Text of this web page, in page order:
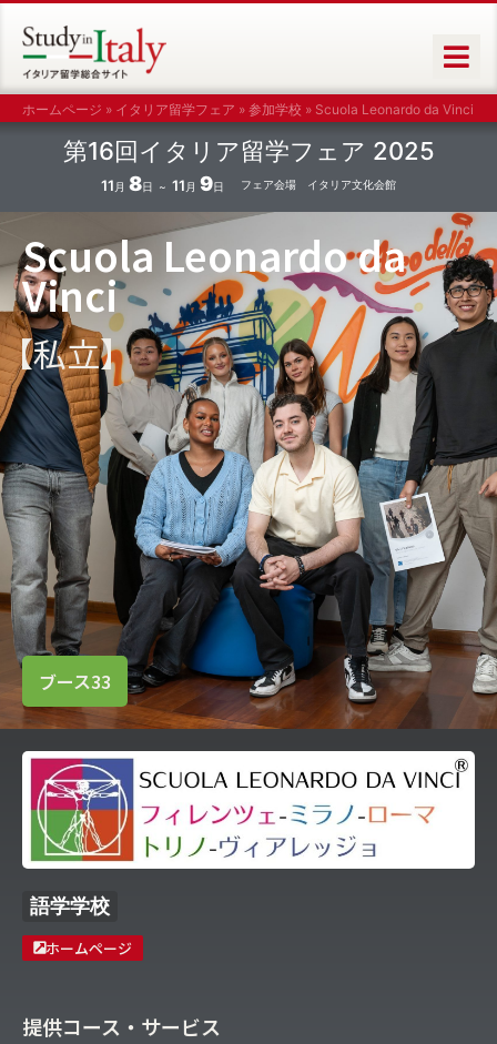
ホームページ » イタリア留学フェア » 参加学校 » Scuola Leonardo da Vinci
第16回イタリア留学フェア 2025
11 月 8日 11 月 9日 フェア会場 イタリア文化会館
Scuola Leonardo da
Vinci
【私立】
ブース33
語学学校
ホームページ
提供コース・サービス